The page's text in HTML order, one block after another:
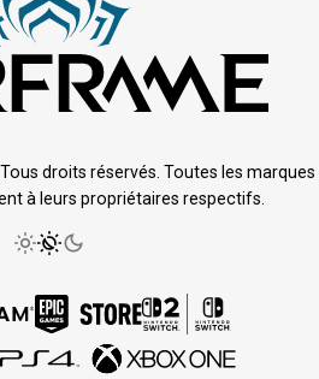
droits réservés. Toutes les marques
à leurs propriétaires respectifs.